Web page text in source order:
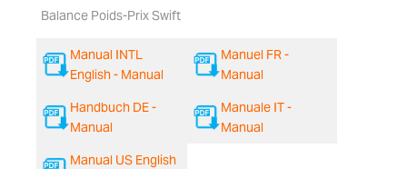
Balance Poids-Prix Swift
Manual INTL
English - Manual
Manuel FR -
Manual
Handbuch DE -
Manual
Manuale IT -
Manual
Manual US English